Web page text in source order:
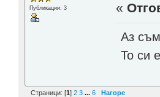
Публикации: 3 «
Аз
То си
Страници: [1] 2 3 ... 6 Нагоре